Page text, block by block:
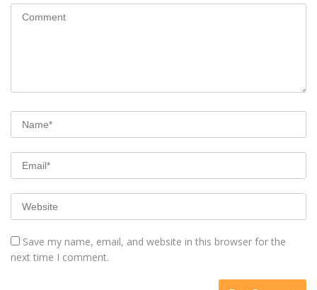
Save my name, email, and website in this browser for the
next time I comment.